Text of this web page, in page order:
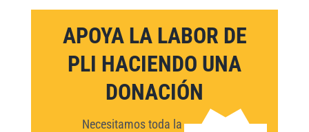
APOYA LA LABOR DE
PLI HACIENDO UNA
DONACIÓN
Necesitamos toda la